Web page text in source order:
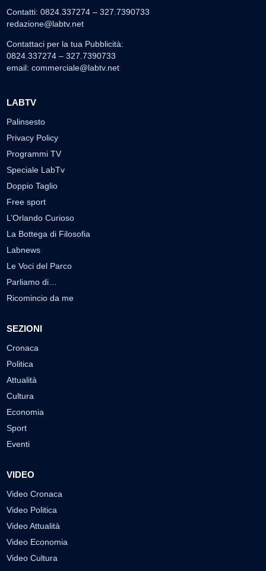
Contatti: 0824.337274 – 327.7390733
redazione@labtv.net
Contattaci per la tua Pubblicità:
0824.337274 – 327.7390733
email: commerciale@labtv.net
LABTV
Palinsesto
Privacy Policy
Programmi TV
Speciale LabTv
Doppio Taglio
Free sport
L’Orlando Curioso
La Bottega di Filosofia
Labnews
Le Voci del Parco
Parliamo di…
Ricomincio da me
SEZIONI
Cronaca
Politica
Attualità
Cultura
Economia
Sport
Eventi
VIDEO
Video Cronaca
Video Politica
Video Attualità
Video Economia
Video Cultura